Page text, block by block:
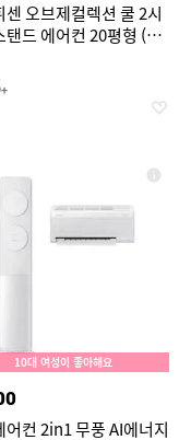
센 오브제컬렉션 쿨 2시
탠드 에어컨 20평형 (에
10대 여성이 좋아해요
어컨 2in1 무풍 AI에너지